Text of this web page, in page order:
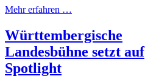
Mehr erfahren …
Württembergische
Landesbühne setzt auf
Spotlight